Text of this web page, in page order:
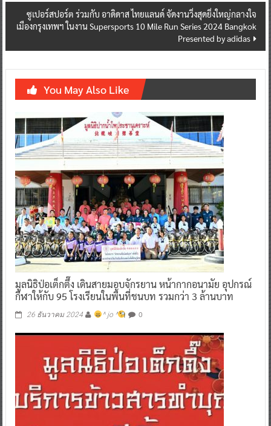
ซูเปอร์สปอร์ต ร่วมกับ อาดิดาส ไทยแลนด์ จัดงานวิ่งสุดยิ่งใหญ่กลางใจ
เมืองกรุงเทพฯ ในงาน Supersports 10 Mile Run Series 2024 Bangkok
Presented by adidas
You May Also Like
มูลนิธิป่อเต็กตึ๊ง เดินสายมอบจักรยาน หน้ากากอนามัย อุปกรณ์
กีฬาให้กับ 95 โรงเรียนในพื้นที่ชนบท รวมกว่า 3 ล้านบาท
26 ธันวาคม 2024 ^ jo ^ 0